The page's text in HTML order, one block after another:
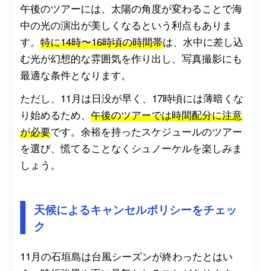
午後のツアーには、太陽の角度が変わることで海
中の光の演出が美しくなるという利点もありま
す。特に14時〜16時頃の時間帯は、水中に差し込
む光が幻想的な雰囲気を作り出し、写真撮影にも
最適な条件となります。
ただし、11月は日没が早く、17時頃には薄暗くな
り始めるため、午後のツアーでは時間配分に注意
が必要です。余裕を持ったスケジュールのツアー
を選び、慌てることなくシュノーケルを楽しみま
しょう。
天候によるキャンセルポリシーをチェッ
ク
11月の石垣島は台風シーズンが終わったとはい